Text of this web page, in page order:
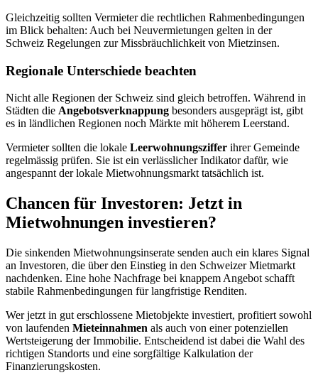
Gleichzeitig sollten Vermieter die rechtlichen Rahmenbedingungen
im Blick behalten: Auch bei Neuvermietungen gelten in der
Schweiz Regelungen zur Missbräuchlichkeit von Mietzinsen.
Regionale Unterschiede beachten
Nicht alle Regionen der Schweiz sind gleich betroffen. Während in
Städten die Angebotsverknappung besonders ausgeprägt ist, gibt
es in ländlichen Regionen noch Märkte mit höherem Leerstand.
Vermieter sollten die lokale Leerwohnungsziffer ihrer Gemeinde
regelmässig prüfen. Sie ist ein verlässlicher Indikator dafür, wie
angespannt der lokale Mietwohnungsmarkt tatsächlich ist.
Chancen für Investoren: Jetzt in
Mietwohnungen investieren?
Die sinkenden Mietwohnungsinserate senden auch ein klares Signal
an Investoren, die über den Einstieg in den Schweizer Mietmarkt
nachdenken. Eine hohe Nachfrage bei knappem Angebot schafft
stabile Rahmenbedingungen für langfristige Renditen.
Wer jetzt in gut erschlossene Mietobjekte investiert, profitiert sowohl
von laufenden Mieteinnahmen als auch von einer potenziellen
Wertsteigerung der Immobilie. Entscheidend ist dabei die Wahl des
richtigen Standorts und eine sorgfältige Kalkulation der
Finanzierungskosten.